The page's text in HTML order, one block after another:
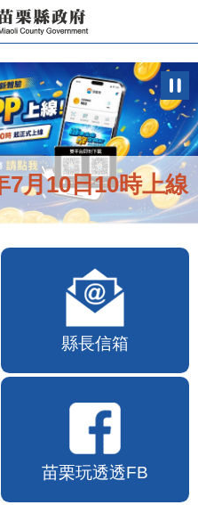
7月10日10時上線
縣長信箱
苗栗玩透透FB